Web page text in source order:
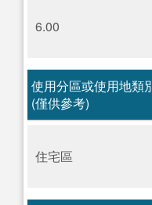
6.00
使用分區或使用地類
(僅供參考)
住宅區